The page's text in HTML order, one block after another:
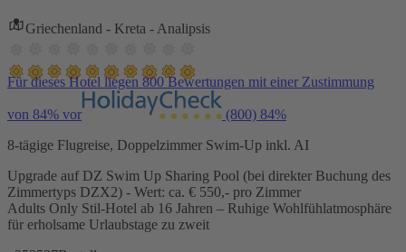
Griechenland - Kreta - Analipsis
Für dieses Hotel liegen 800 Bewertungen mit einer Zustimmung
von 84% vor (800) 84%
8-tägige Flugreise, Doppelzimmer Swim-Up inkl. AI
Upgrade auf DZ Swim Up Sharing Pool (bei direkter Buchung des
Zimmertyps DZX2) - Wert: ca. € 550,- pro Zimmer
Adults Only Stil-Hotel ab 16 Jahren – Ruhige Wohlfühlatmosphäre
für erholsame Urlaubstage zu zweit